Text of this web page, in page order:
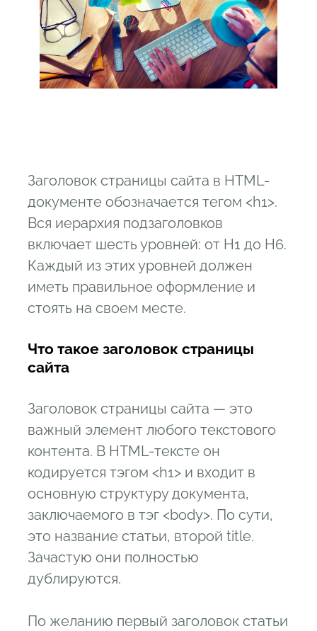
Заголовок страницы сайта в HTML-
документе обозначается тегом <h1>.
Вся иерархия подзаголовков
включает шесть уровней: от H1 до H6.
Каждый из этих уровней должен
иметь правильное оформление и
стоять на своем месте.
Что такое заголовок страницы
сайта
Заголовок страницы сайта — это
важный элемент любого текстового
контента. В HTML-тексте он
кодируется тэгом <h1> и входит в
основную структуру документа,
заключаемого в тэг <body>. По сути,
это название статьи, второй title.
Зачастую они полностью
дублируются.
По желанию первый заголовок статьи